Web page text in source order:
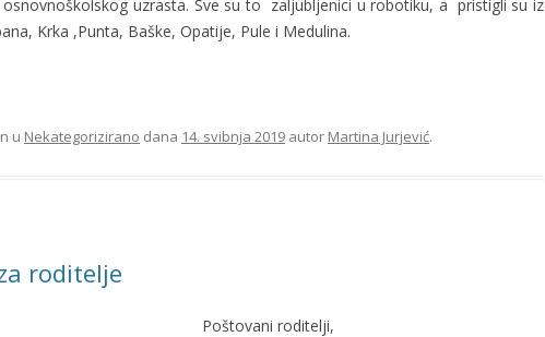
uzrasta. Sve su to zaljubljenici u robotiku, a pristigli su iz
Krka ,Punta, Baške, Opatije, Pule i Medulina.
u Nekategorizirano dana 14. svibnja 2019 autor Martina Jurjević.
roditelje
Poštovani roditelji,